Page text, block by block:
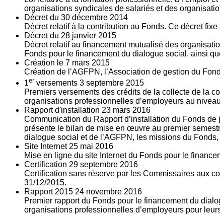
organisations syndicales de salariés et des
Décret du 30 décembre 2014
Décret relatif à la contribution au Fonds. Ce décret
Décret du 28 janvier 2015
Décret relatif au financement mutualisé des
Fonds pour le financement du dialogue social, ainsi
Création le 7 mars 2015
Création de l’AGFPN, l’Association de gestion du
1er versements 3 septembre 2015
Premiers versements des crédits de la collecte de la
organisations professionnelles d’employeurs au
Rapport d'installation 23 mars 2016
Communication du Rapport d’installation du Fonds
présente le bilan de mise en œuvre au premier
dialogue social et de l’AGFPN, les missions du
Site Internet 25 mai 2016
Mise en ligne du site Internet du Fonds pour le
Certification 29 septembre 2016
Certification sans réserve par les Commissaires aux
31/12/2015.
Rapport 2015 24 novembre 2016
Premier rapport du Fonds pour le financement du
organisations professionnelles d’employeurs pour